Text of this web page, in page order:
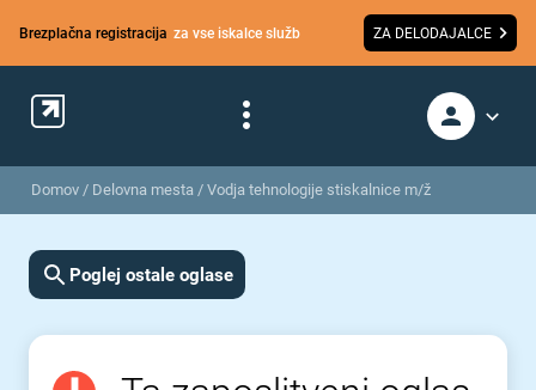
Brezplačna registracija za vse iskalce služb ZA DELODAJALCE
Domov / Delovna mesta / Vodja tehnologije stiskalnice m/ž
Poglej ostale oglase